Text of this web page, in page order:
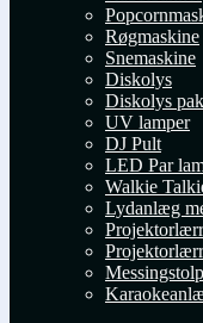
Røgmaskine
Snemaskine
Diskolys
Diskolys
UV lamper
DJ Pult
LED Par
Walkie
Lydanlæg